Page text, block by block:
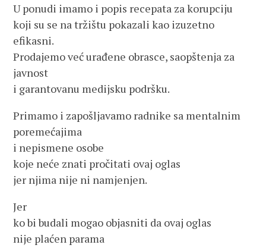
U ponudi imamo i popis recepata za korupciju
koji su se na tržištu pokazali kao izuzetno
efikasni.
Prodajemo već urađene obrasce, saopštenja za
javnost
i garantovanu medijsku podršku.
Primamo i zapošljavamo radnike sa mentalnim
poremećajima
i nepismene osobe
koje neće znati pročitati ovaj oglas
jer njima nije ni namjenjen.
Jer
ko bi budali mogao objasniti da ovaj oglas
nije plaćen parama